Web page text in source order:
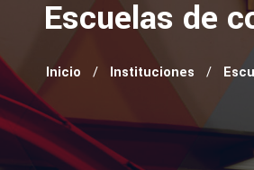
Escuelas de
Inicio Instituciones